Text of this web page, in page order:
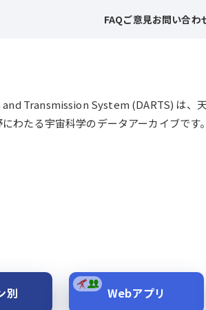
FAQご意見お問い合わ
Transmission System (DARTS) は、
わたる宇宙科学のデータアーカイブです
別 Webアプリ